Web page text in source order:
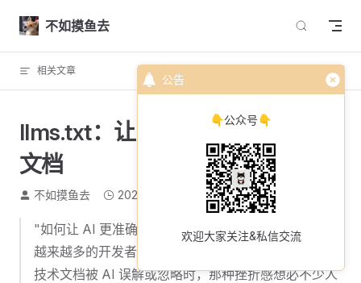
公告
👇公众号👇
欢迎大家关注&私信交流
Skip to content
不如摸鱼去
相关文章 回到顶部
llms.txt：让 AI 更好地理解你的
文档
不如摸鱼去 2026-04-18 1721 个字
"如何让 AI 更准确地理解我的文档？" 这个问题困扰着
越来越多的开发者。当我们花费大量时间精心编写的
技术文档被 AI 误解或忽略时，那种挫折感想必不少人